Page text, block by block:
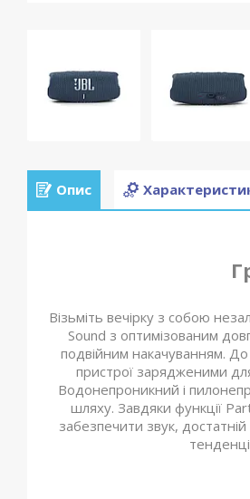
Опис
Візьміть вечірку з собою
Sound з оптимізованим
подвійним накачуванням.
пристрої зарядженими
Водонепроникний і
шляху. Завдяки функції
забезпечити звук,